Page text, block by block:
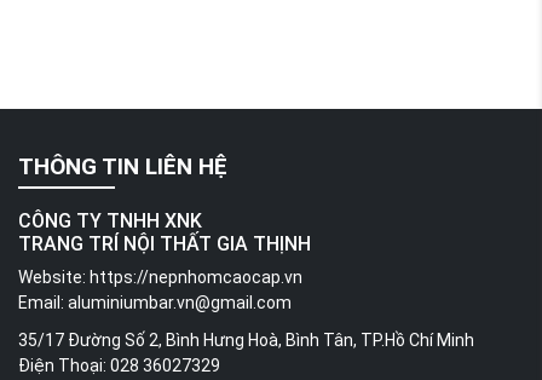
THÔNG TIN LIÊN HỆ
CÔNG TY TNHH XNK
TRANG TRÍ NỘI THẤT GIA THỊNH
Website: https://nepnhomcaocap.vn
Email: aluminiumbar.vn@gmail.com
35/17 Đường Số 2, Bình Hưng Hoà, Bình Tân, TP.Hồ Chí Minh
Điện Thoại: 028 36027329